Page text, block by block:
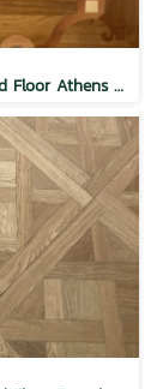
Artisan Wood Floor Athens Aura